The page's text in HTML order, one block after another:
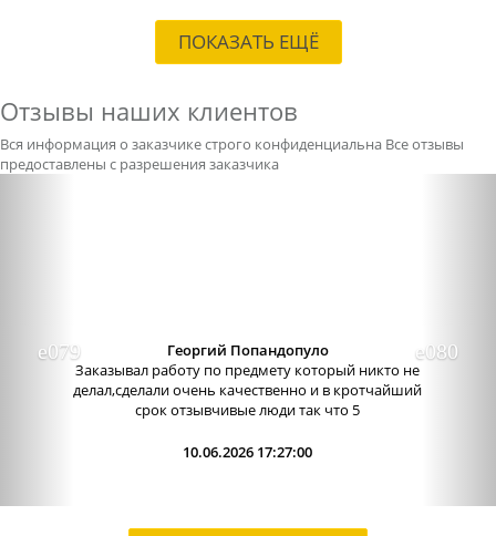
ПОКАЗАТЬ ЕЩЁ
Отзывы наших клиентов
Вся информация о заказчике строго конфиденциальна Все отзывы
предоставлены с разрешения заказчика
Отличный сервис, очень приятные
администраторы. Связь очень хорошо налажена,
поэтому можно узнавать новости о написании
работы. Сама...
09.06.2026 13:15:00